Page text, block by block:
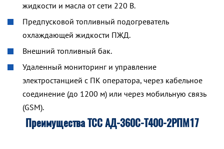
жидкости и масла от сети 220 В.
Предпусковой топливный подогреватель
охлаждающей жидкости ПЖД.
Внешний топливный бак.
Удаленный мониторинг и управление
электростанцией с ПК оператора, через кабельное
соединение (до 1200 м) или через мобильную связь
(GSM).
Преимущества ТСС АД-360С-Т400-2РПМ17